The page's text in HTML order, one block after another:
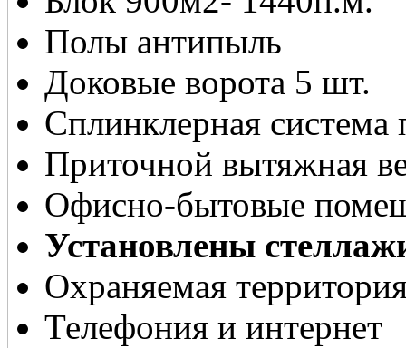
Полы антипыль
Доковые ворота 5 шт.
Сплинклерная
Приточной вытяжная
Офисно-бытовые
Установлены
Охраняемая
Телефония и интернет